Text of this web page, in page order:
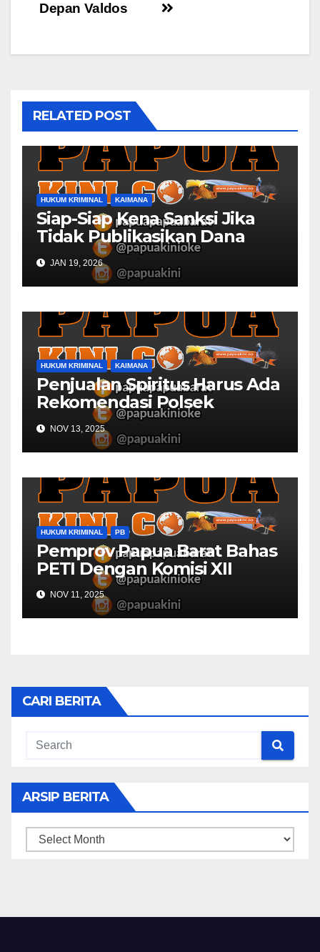
Depan Valdos
RELATED POST
HUKUM KRIMINAL KAIMANA
Siap-Siap Kena Sanksi Jika
Tidak Publikasikan Dana
Desa
JAN 19, 2026
HUKUM KRIMINAL KAIMANA
Penjualan Spiritus Harus Ada
Rekomendasi Polsek
Kaimana
NOV 13, 2025
HUKUM KRIMINAL PB
Pemprov Papua Barat Bahas
PETI Dengan Komisi XII
NOV 11, 2025
CARI BERITA
ARSIP BERITA
ARSIP